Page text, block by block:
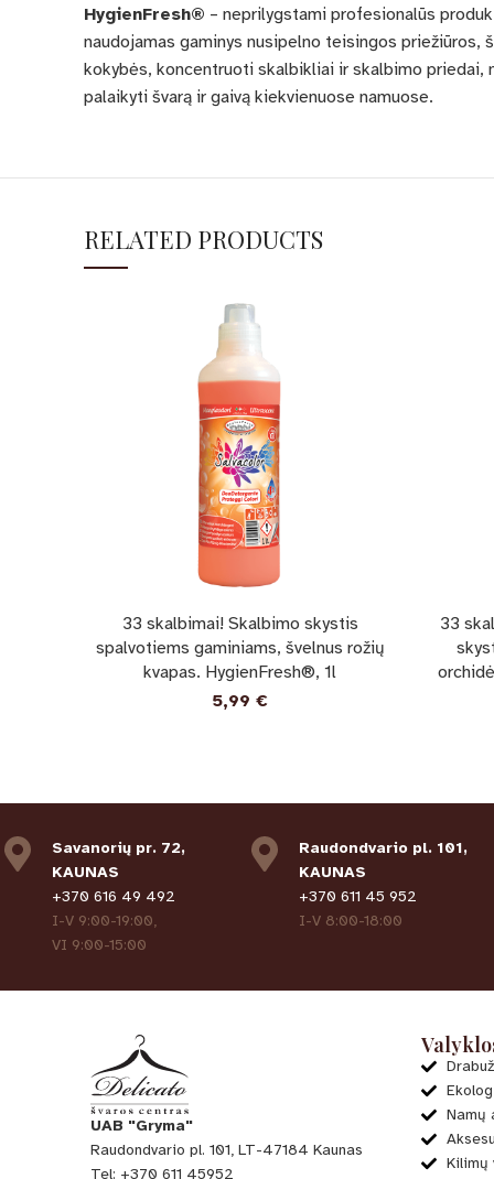
HygienFresh® – neprilygstami profesionalūs
naudojamas gaminys nusipelno teisingos
kokybės, koncentruoti skalbikliai ir skalbimo
palaikyti švarą ir gaivą kiekvienuose namuose.
RELATED PRODUCTS
33 skalbimai! Skalbimo skystis
spalvotiems gaminiams, švelnus rožių
kvapas. HygienFresh®, 1l
5,99 €
33
Savanorių pr. 72,
KAUNAS
+370 616 49 492
I-V 9:00-19:00,
VI 9:00-15:00
Raudondvario pl. 101,
KAUNAS
+370 611 45 952
I-V 8:00-18:00
UAB "Gryma"
Raudondvario pl. 101, LT-47184 Kaunas
Tel: +370 611 45952
Namų
Kilimų